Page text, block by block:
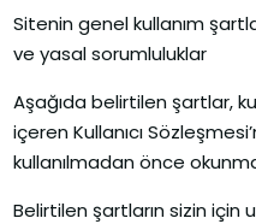
Sitenin genel kullanım
ve yasal sorumluluklar
Aşağıda belirtilen şartlar,
içeren Kullanıcı
kullanılmadan önce
Belirtilen şartların sizin